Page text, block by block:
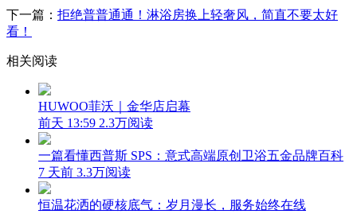
下一篇： 拒绝普普通通！淋浴房换上轻奢风，简直不要太好
看！
相关阅读
HUWOO菲沃｜金华店启幕
前天 13:59 2.3万阅读
一篇看懂西普斯 SPS：意式高端原创卫浴五金品牌百科
7 天前 3.3万阅读
恒温花洒的硬核底气：岁月漫长，服务始终在线